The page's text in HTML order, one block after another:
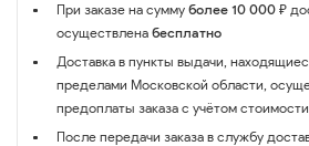
При заказе на сумму более 10 000 ₽
осуществлена бесплатно
Доставка в пункты выдачи,
пределами Московской области,
предоплаты заказа с учётом
После передачи заказа в службу